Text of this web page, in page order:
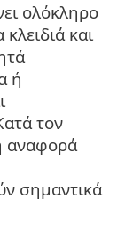
ολόκληρο
και
ή
τον
αναφορά
σημαντικά